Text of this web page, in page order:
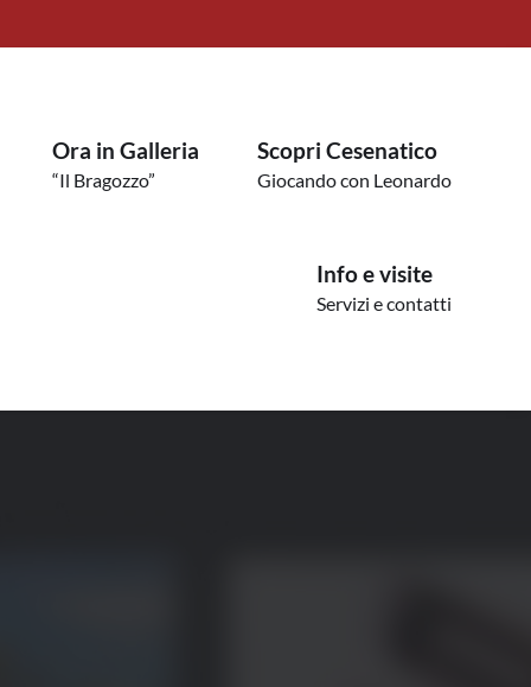
Ora in Galleria
“Il Bragozzo”
Scopri Cesenatico
Giocando con Leonardo
Info e visite
Servizi e contatti